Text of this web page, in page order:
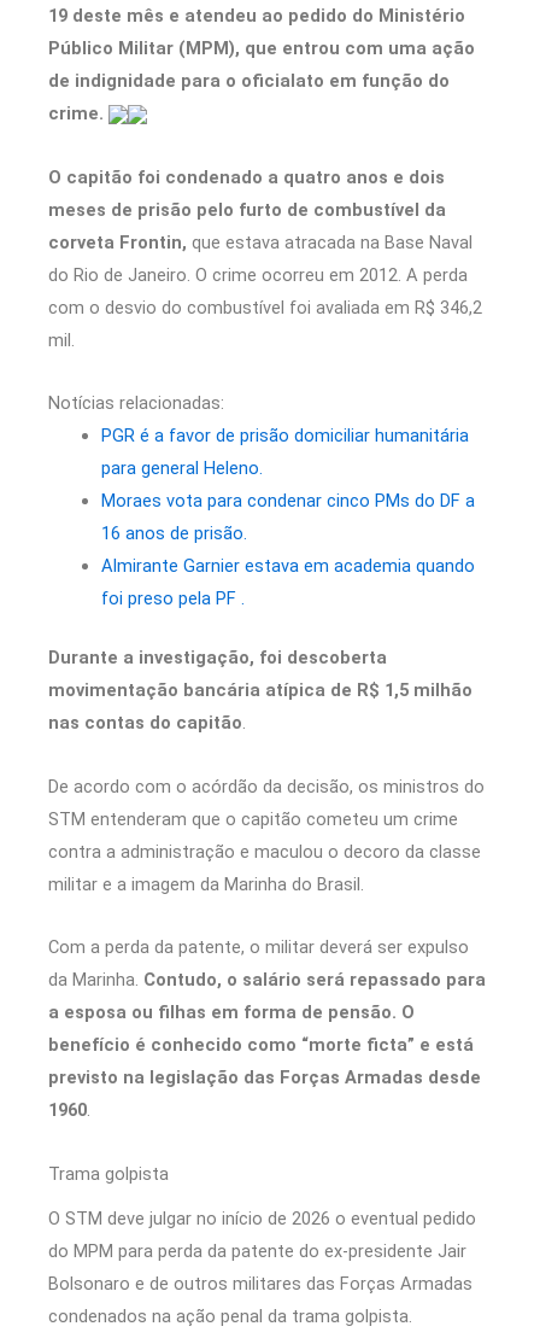
19 deste mês e atendeu ao pedido do Ministério
Público Militar (MPM), que entrou com uma ação
de indignidade para o oficialato em função do
crime.
O capitão foi condenado a quatro anos e dois
meses de prisão pelo furto de combustível da
corveta Frontin, que estava atracada na Base Naval
do Rio de Janeiro. O crime ocorreu em 2012. A perda
com o desvio do combustível foi avaliada em R$ 346,2
mil.
Notícias relacionadas:
PGR é a favor de prisão domiciliar humanitária
para general Heleno.
Moraes vota para condenar cinco PMs do DF a
16 anos de prisão.
Almirante Garnier estava em academia quando
foi preso pela PF .
Durante a investigação, foi descoberta
movimentação bancária atípica de R$ 1,5 milhão
nas contas do capitão.
De acordo com o acórdão da decisão, os ministros do
STM entenderam que o capitão cometeu um crime
contra a administração e maculou o decoro da classe
militar e a imagem da Marinha do Brasil.
Com a perda da patente, o militar deverá ser expulso
da Marinha. Contudo, o salário será repassado para
a esposa ou filhas em forma de pensão. O
benefício é conhecido como “morte ficta” e está
previsto na legislação das Forças Armadas desde
1960.
Trama golpista
O STM deve julgar no início de 2026 o eventual pedido
do MPM para perda da patente do ex-presidente Jair
Bolsonaro e de outros militares das Forças Armadas
condenados na ação penal da trama golpista.